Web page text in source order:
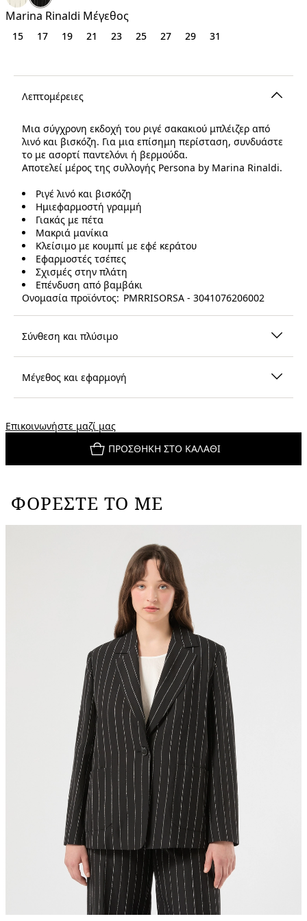
€
Marina Rinaldi Μέγεθος
15 17 19 21 23 25 27 29 31
Λεπτομέρειες
Μια σύγχρονη εκδοχή του ριγέ σακακιού μπλέιζερ από
λινό και βισκόζη. Για μια επίσημη περίσταση, συνδυάστε
το με ασορτί παντελόνι ή βερμούδα.
Αποτελεί μέρος της συλλογής Persona by Marina Rinaldi.
Ριγέ λινό και βισκόζη
Ημιεφαρμοστή γραμμή
Γιακάς με πέτα
Μακριά μανίκια
Κλείσιμο με κουμπί με εφέ κεράτου
Εφαρμοστές τσέπες
Σχισμές στην πλάτη
Επένδυση από βαμβάκι
Ονομασία προϊόντος: PMRRISORSA - 3041076206002
Σύνθεση και πλύσιμο
Μέγεθος και εφαρμογή
Επικοινωνήστε μαζί μας
ΠΡΟΣΘΉΚΗ ΣΤΟ ΚΑΛΆΘΙ
ΦΟΡΈΣΤΕ ΤΟ ΜΕ